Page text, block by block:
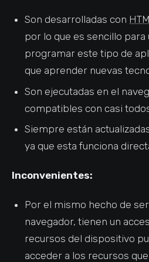
Son desarrolladas con
por lo que es sencillo
programar este tipo de
que aprender nuevas
Son ejecutadas en el
compatibles con casi
Siempre están
ya que esta funciona
Inconvenientes:
Por el mismo hecho de
navegador, tienen un
recursos del dispositivo
acceder a los recursos